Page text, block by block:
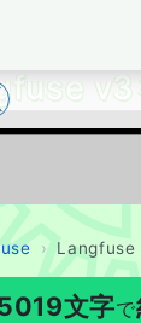
v3
Langfuse
文字で